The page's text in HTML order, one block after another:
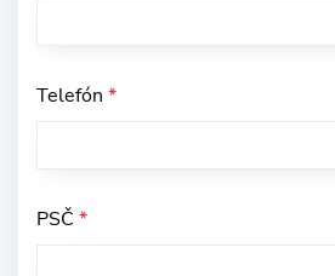
Telefón *
PSČ *